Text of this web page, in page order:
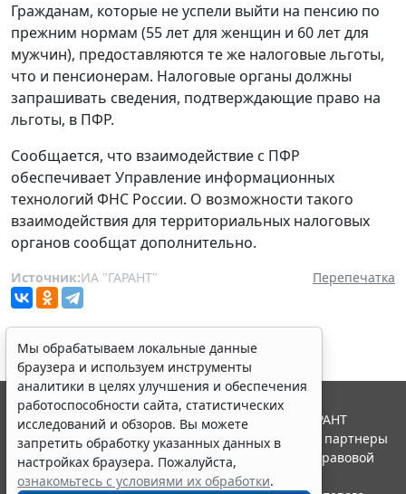
Гражданам, которые не успели выйти на пенсию по
прежним нормам (55 лет для женщин и 60 лет для
мужчин), предоставляются те же налоговые льготы,
что и пенсионерам. Налоговые органы должны
запрашивать сведения, подтверждающие право на
льготы, в ПФР.
Сообщается, что взаимодействие с ПФР
обеспечивает Управление информационных
технологий ФНС России. О возможности такого
взаимодействия для территориальных налоговых
органов сообщат дополнительно.
Источник:ИА "ГАРАНТ" Перепечатка
Мы обрабатываем локальные данные
браузера и используем инструменты
аналитики в целях улучшения и обеспечения
работоспособности сайта, статистических
исследований и обзоров. Вы можете
запретить обработку указанных данных в
настройках браузера. Пожалуйста,
ознакомьтесь с условиями их обработки.
© ООО "НПП "ГАРАНТ-СЕРВИС", 2026. Система ГАРАНТ
выпускается с 1990 года. Компания "Гарант" и ее партнеры
являются участниками Российской ассоциации правовой
информации ГАРАНТ.